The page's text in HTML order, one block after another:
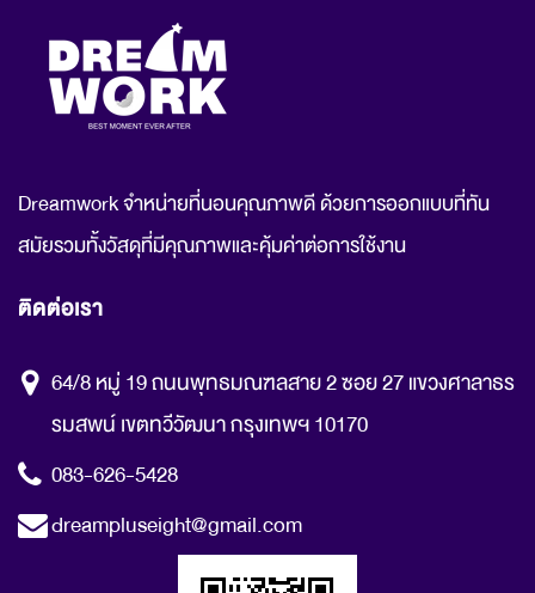
Dreamwork จำหน่ายที่นอนคุณภาพดี ด้วยการออกแบบที่ทัน
สมัยรวมทั้งวัสดุที่มีคุณภาพและคุ้มค่าต่อการใช้งาน
ติดต่อเรา
64/8 หมู่ 19 ถนนพุทธมณฑลสาย 2 ซอย 27 แขวงศาลาธร
รมสพน์ เขตทวีวัฒนา กรุงเทพฯ 10170
083-626-5428
dreampluseight@gmail.com